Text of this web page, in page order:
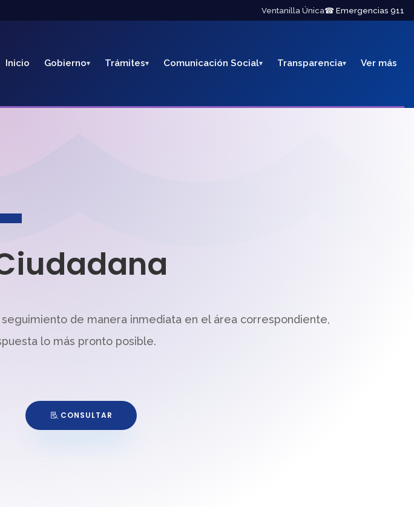
Ventanilla Única☎ Emergencias 911
Inicio Gobierno Trámites Comunicación Social Transparencia Ver más
de manera inmediata en el área correspondiente,
lo más pronto posible.
CONSULTAR